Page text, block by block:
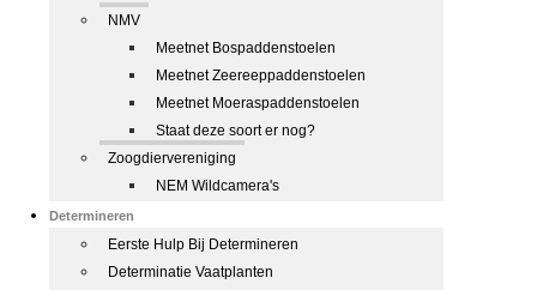
NMV
Meetnet Bospaddenstoelen
Meetnet Zeereeppaddenstoelen
Meetnet Moeraspaddenstoelen
Staat deze soort er nog?
Zoogdiervereniging
NEM Wildcamera's
Determineren
Eerste Hulp Bij Determineren
Determinatie Vaatplanten